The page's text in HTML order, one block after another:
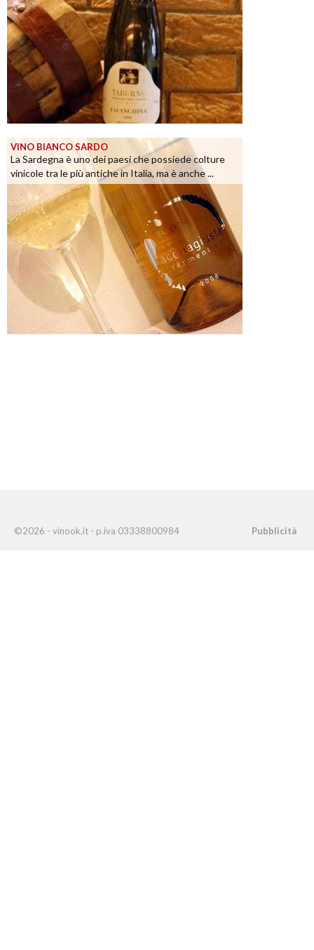
VINO BIANCO SARDO
La Sardegna è uno dei paesi che possiede colture
vinicole tra le più antiche in Italia, ma è anche ...
©2026 - vinook.it - p.iva 03338800984 Pubblicità